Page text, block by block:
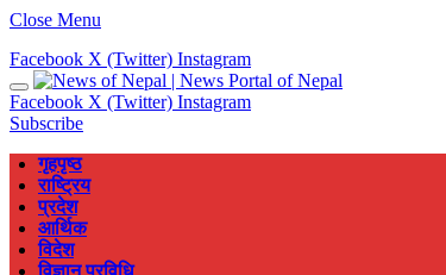
Close Menu
Facebook X (Twitter) Instagram
Facebook X (Twitter) Instagram
Subscribe
गृहपृष्ठ
राष्ट्रिय
प्रदेश
आर्थिक
विदेश
विज्ञान प्रविधि